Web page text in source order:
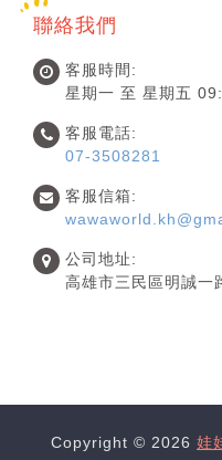
聯絡我們
客服時間:
星期一 至 星期五
客服電話:
07-3508281
客服信箱:
公司地址:
高雄市三民區明誠一
Copyright © 2026 娃